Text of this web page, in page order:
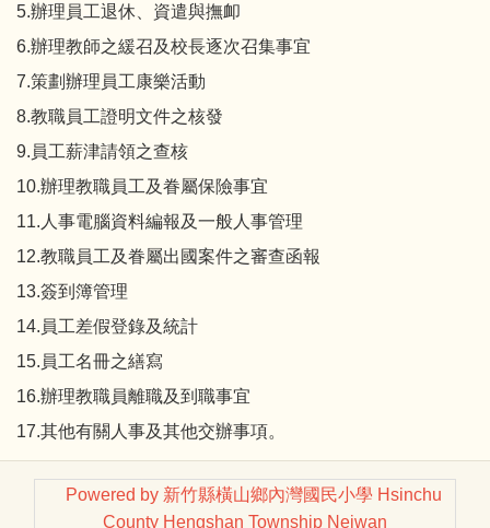
5.辦理員工退休、資遣與撫卹
6.辦理教師之緩召及校長逐次召集事宜
7.策劃辦理員工康樂活動
8.教職員工證明文件之核發
9.員工薪津請領之查核
10.辦理教職員工及眷屬保險事宜
11.人事電腦資料編報及一般人事管理
12.教職員工及眷屬出國案件之審查函報
13.簽到簿管理
14.員工差假登錄及統計
15.員工名冊之繕寫
16.辦理教職員離職及到職事宜
17.其他有關人事及其他交辦事項。
Powered by 新竹縣橫山鄉內灣國民小學 Hsinchu
County Hengshan Township Neiwan